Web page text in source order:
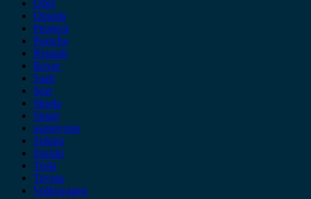
Opel
Omoda
Peugeot
Porsche
Renault
Rover
Saab
Seat
Skoda
Smart
ssangyong
Subaru
Suzuki
Tesla
Toyota
Volkswagen